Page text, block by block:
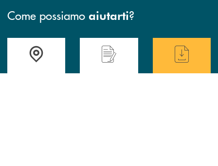
Come possiamo aiutarti?
Accedi all' elenco completo delle filiali di BCC Barlassina.
Hai bisogno di assistenza immediata ?
Hai bisogno di